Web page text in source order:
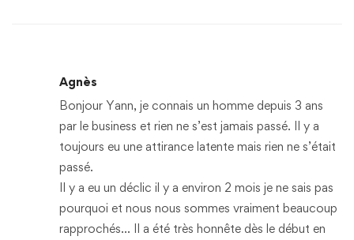
Agnès
Bonjour Yann, je connais un homme depuis 3 ans
par le business et rien ne s’est jamais passé. Il y a
toujours eu une attirance latente mais rien ne s’était
passé.
Il y a eu un déclic il y a environ 2 mois je ne sais pas
pourquoi et nous nous sommes vraiment beaucoup
rapprochés… Il a été très honnête dès le début en